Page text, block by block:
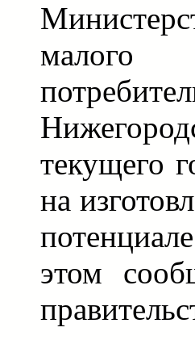
малого
текущего
на
этом